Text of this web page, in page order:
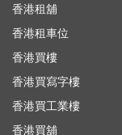
香港租舖
香港租車位
香港買樓
香港買寫字樓
香港買工業樓
香港買舖